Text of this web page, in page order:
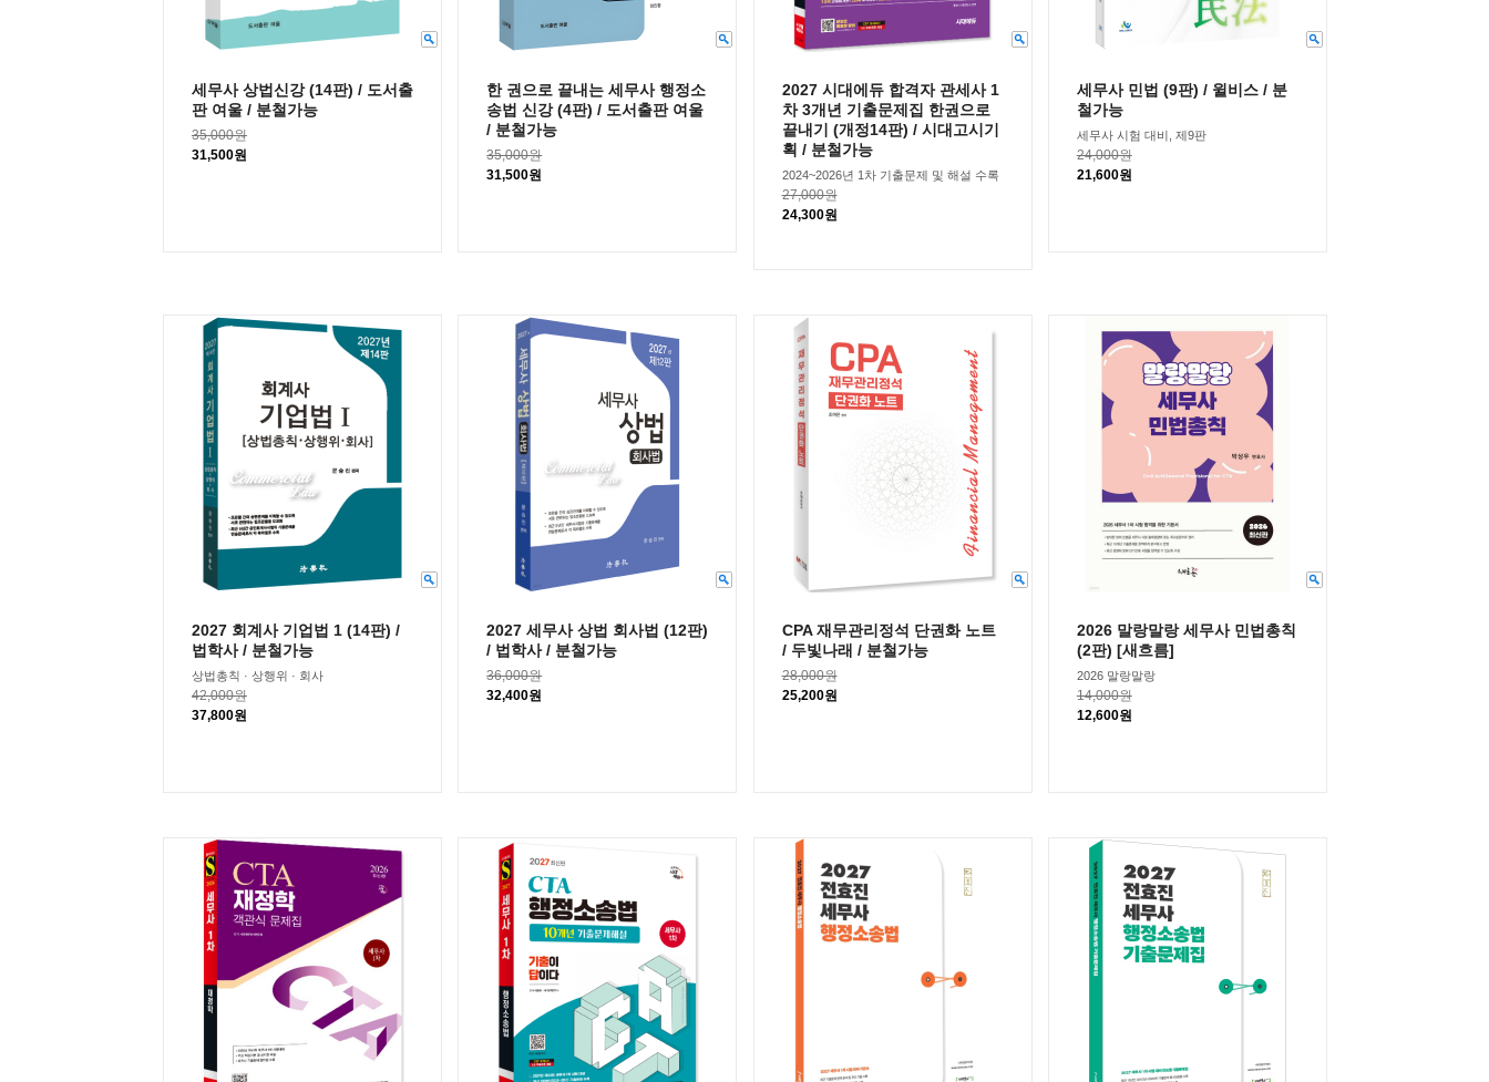
세무사 상법신강 (14판) / 도서출
판 여울 / 분철가능
35,000원
31,500원
한 권으로 끝내는 세무사 행정소
송법 신강 (4판) / 도서출판 여울
/ 분철가능
35,000원
31,500원
2027 시대에듀 합격자 관세사 1
차 3개년 기출문제집 한권으로
끝내기 (개정14판) / 시대고시기
획 / 분철가능
2024~2026년 1차 기출문제 및 해설 수록
27,000원
24,300원
세무사 민법 (9판) / 윌비스 / 분
철가능
세무사 시험 대비, 제9판
24,000원
21,600원
2027 회계사 기업법 1 (14판) /
법학사 / 분철가능
상법총칙 · 상행위 · 회사
42,000원
37,800원
2027 세무사 상법 회사법 (12판)
/ 법학사 / 분철가능
36,000원
32,400원
CPA 재무관리정석 단권화 노트
/ 두빛나래 / 분철가능
28,000원
25,200원
2026 말랑말랑 세무사 민법총칙
(2판) [새흐름]
2026 말랑말랑
14,000원
12,600원